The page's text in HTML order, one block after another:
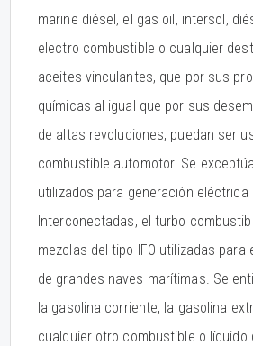
marine diésel, el gas oil, intersol,
electro combustible o cualquier
aceites vinculantes, que por sus
químicas al igual que por sus
de altas revoluciones, puedan ser
combustible automotor. Se
utilizados para generación eléctrica
Interconectadas, el turbo
mezclas del tipo IFO utilizadas para
de grandes naves marítimas. Se
la gasolina corriente, la gasolina
cualquier otro combustible o líquido